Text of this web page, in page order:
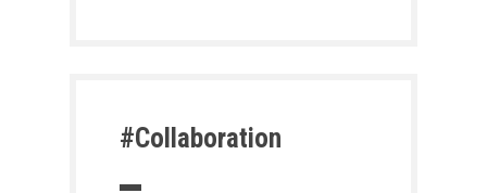
#Collaboration